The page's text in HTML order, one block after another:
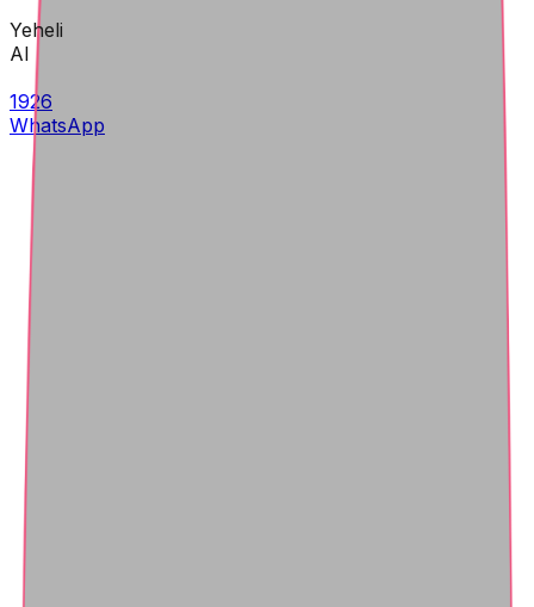
Yeheli
AI
1926
WhatsApp